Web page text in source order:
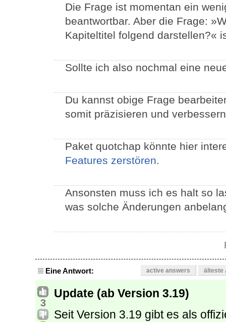
Die Frage ist momentan ein
beantwortbar. Aber die Frage:
Kapiteltitel folgend darstellen?«
Sollte ich also nochmal eine
Du kannst obige Frage
somit präzisieren und
Paket quotchap könnte hier
Features zerstören.
Ansonsten muss ich es halt so
was solche Änderungen
Eine Antwort: active answers älteste
3
Update (ab Version 3.19)
Seit Version 3.19 gibt es als